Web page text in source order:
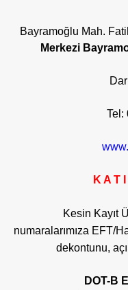
Bayramoğlu Mah.
Merkezi
Tel:
K A T
Kesin Kayıt
numaralarımıza EFT/
dekontunu,
DOT-B